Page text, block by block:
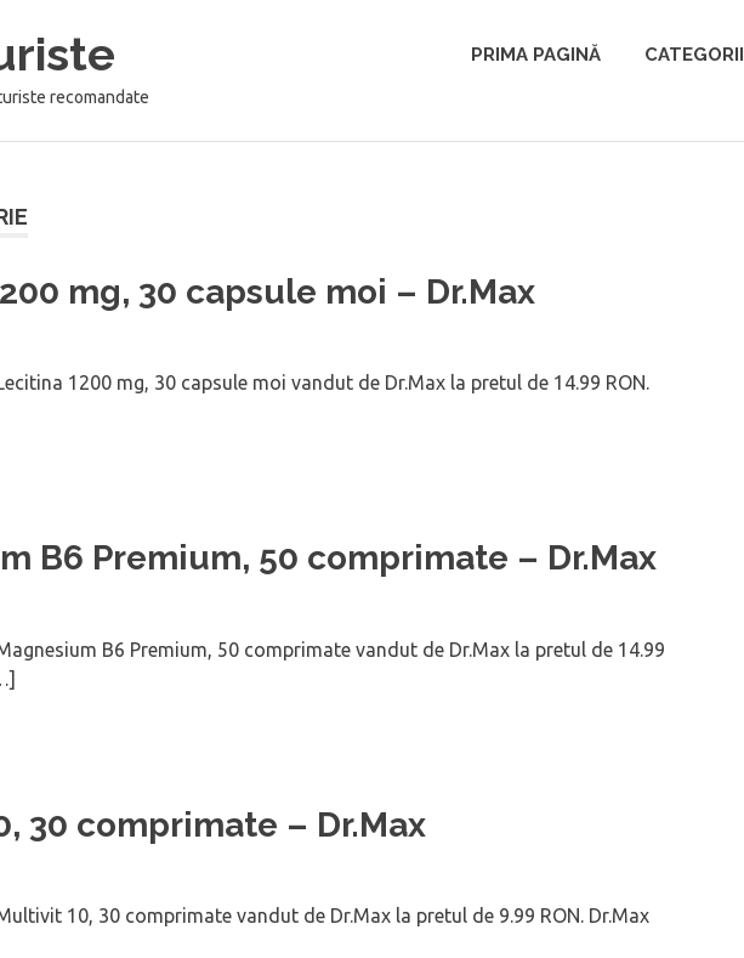
recomandate
PRIMA PAGINĂ CATEGORII
mg, 30 capsule moi – Dr.Max
1200 mg, 30 capsule moi vandut de Dr.Max la pretul de 14.99 RON.
B6 Premium, 50 comprimate – Dr.Max
B6 Premium, 50 comprimate vandut de Dr.Max la pretul de 14.99
30 comprimate – Dr.Max
10, 30 comprimate vandut de Dr.Max la pretul de 9.99 RON. Dr.Max